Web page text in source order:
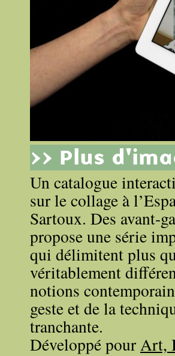
>> Plus
Un catalogue
sur le collage à
Sartoux. Des avant-
propose une série
qui délimitent plus
véritablement
notions
geste et de la
tranchante.
Développé pourArt,